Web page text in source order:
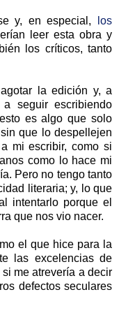
y, en especial,
los
leer esta obra y
los críticos, tanto
la edición y, a
seguir escribiendo
es algo que solo
que lo despellejen
mi escribir, como si
como lo hace mi
Pero no tengo tanto
literaria; y, lo que
intentarlo porque el
que nos vio nacer.
el que hice para la
las excelencias de
me atrevería a decir
defectos seculares